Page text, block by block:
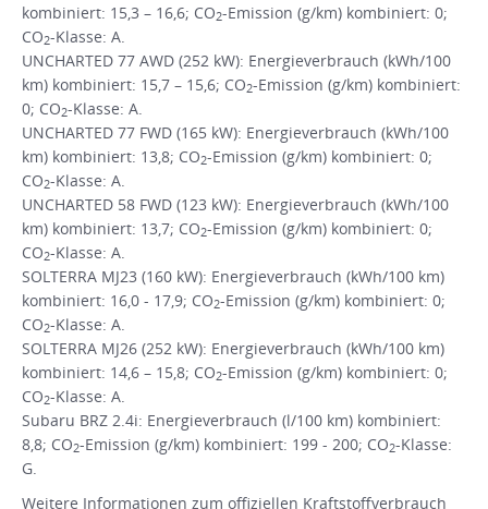
kombiniert: 15,3 – 16,6; CO2-Emission (g/km) kombiniert: 0;
CO2-Klasse: A.
UNCHARTED 77 AWD (252 kW): Energieverbrauch (kWh/100
km) kombiniert: 15,7 – 15,6; CO2-Emission (g/km) kombiniert:
0; CO2-Klasse: A.
UNCHARTED 77 FWD (165 kW): Energieverbrauch (kWh/100
km) kombiniert: 13,8; CO2-Emission (g/km) kombiniert: 0;
CO2-Klasse: A.
UNCHARTED 58 FWD (123 kW): Energieverbrauch (kWh/100
km) kombiniert: 13,7; CO2-Emission (g/km) kombiniert: 0;
CO2-Klasse: A.
SOLTERRA MJ23 (160 kW): Energieverbrauch (kWh/100 km)
kombiniert: 16,0 - 17,9; CO2-Emission (g/km) kombiniert: 0;
CO2-Klasse: A.
SOLTERRA MJ26 (252 kW): Energieverbrauch (kWh/100 km)
kombiniert: 14,6 – 15,8; CO2-Emission (g/km) kombiniert: 0;
CO2-Klasse: A.
Subaru BRZ 2.4i: Energieverbrauch (l/100 km) kombiniert:
8,8; CO2-Emission (g/km) kombiniert: 199 - 200; CO2-Klasse:
G.
Weitere Informationen zum offiziellen Kraftstoffverbrauch